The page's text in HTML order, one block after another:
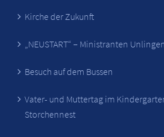
Kirche der Zukunft
„NEUSTART“ – Ministranten Unlingen
Besuch auf dem Bussen
Vater- und Muttertag im
Storchennest